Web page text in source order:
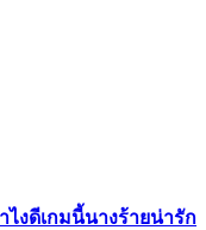
ไงดีเกมนี้นางร้ายน่ารัก